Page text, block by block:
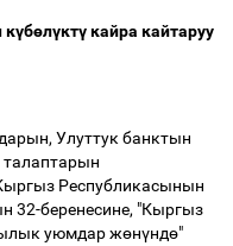
күбөлүктүкайра кайтаруу
Улуттук банктын
Республикасынын
32-беренесине, "Кыргыз
уюмдар жөнүндө"